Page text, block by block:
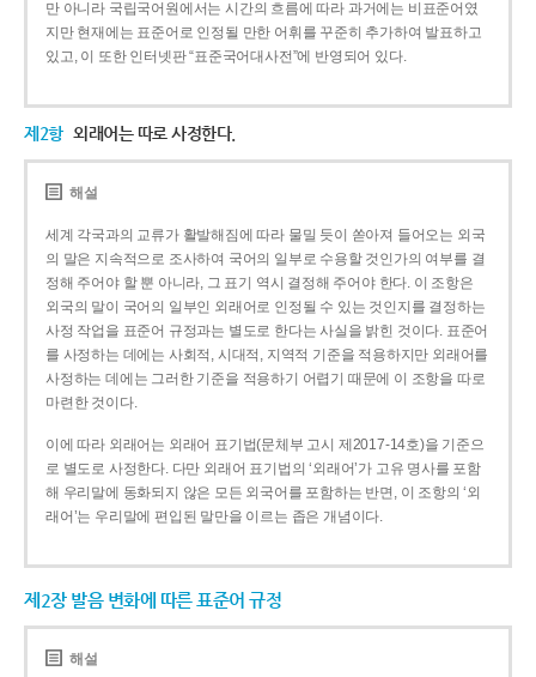
만 아니라 국립국어원에서는 시간의 흐름에 따라 과거에는 비표준어였
지만 현재에는 표준어로 인정될 만한 어휘를 꾸준히 추가하여 발표하고
있고, 이 또한 인터넷판 “표준국어대사전”에 반영되어 있다.
제2항 외래어는 따로 사정한다.
해설
세계 각국과의 교류가 활발해짐에 따라 물밀 듯이 쏟아져 들어오는 외국
의 말은 지속적으로 조사하여 국어의 일부로 수용할 것인가의 여부를 결
정해 주어야 할 뿐 아니라, 그 표기 역시 결정해 주어야 한다. 이 조항은
외국의 말이 국어의 일부인 외래어로 인정될 수 있는 것인지를 결정하는
사정 작업을 표준어 규정과는 별도로 한다는 사실을 밝힌 것이다. 표준어
를 사정하는 데에는 사회적, 시대적, 지역적 기준을 적용하지만 외래어를
사정하는 데에는 그러한 기준을 적용하기 어렵기 때문에 이 조항을 따로
마련한 것이다.
이에 따라 외래어는 외래어 표기법(문체부 고시 제2017-14호)을 기준으
로 별도로 사정한다. 다만 외래어 표기법의 ‘외래어’가 고유 명사를 포함
해 우리말에 동화되지 않은 모든 외국어를 포함하는 반면, 이 조항의 ‘외
래어’는 우리말에 편입된 말만을 이르는 좁은 개념이다.
제2장 발음 변화에 따른 표준어 규정
해설